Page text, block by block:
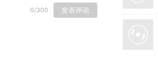
0/300 发表评论